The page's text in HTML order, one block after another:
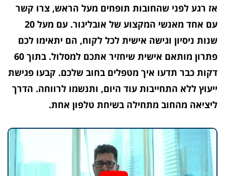
אז רגע לפני שהחובות תופחים מעל הראש, צרו קשר
עם אחד מאנשי המקצוע של אובליגור. עם מעל 20
שנות ניסיון וגישה אישית לכל לקוח, הם יתאימו לכם
פתרון מותאם אישית שיחזיר אתכם למסלול. בתוך 60
דקות כבר תדעו איך מטפלים בחוב שלכם. קבעו פגישת
ייעוץ ללא התחייבות עוד היום, ותנשמו לרווחה. הדרך
ליציאה מהחוב מתחילה בשיחת טלפון אחת.